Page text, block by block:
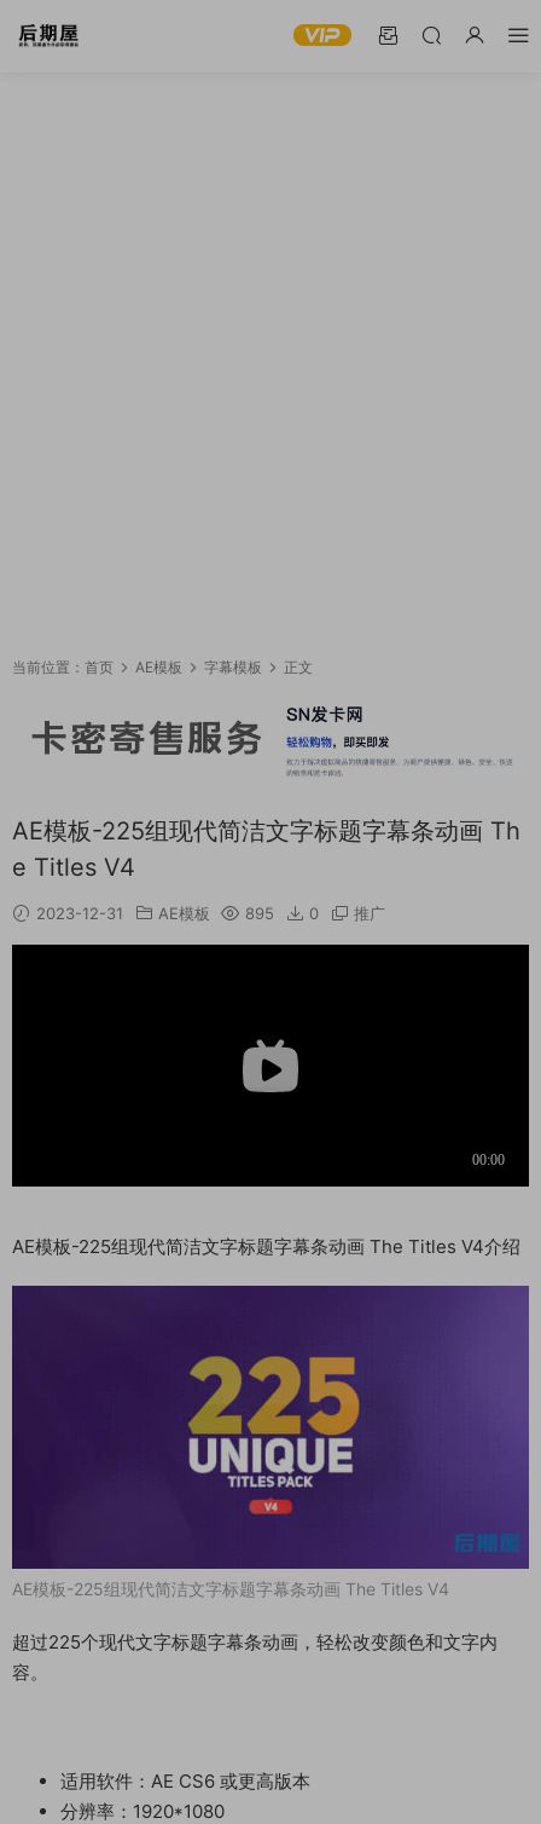
当前位置： 首页 AE模板 字幕模板 正文
AE模板-225组现代简洁文字标题字幕条动画 Th
e Titles V4
2023-12-31 AE模板 895 0 推广
AE模板-225组现代简洁文字标题字幕条动画 The Titles V4介绍
AE模板-225组现代简洁文字标题字幕条动画 The Titles V4
超过225个现代文字标题字幕条动画，轻松改变颜色和文字内
容。
适用软件：AE CS6 或更高版本
分辨率：1920*1080